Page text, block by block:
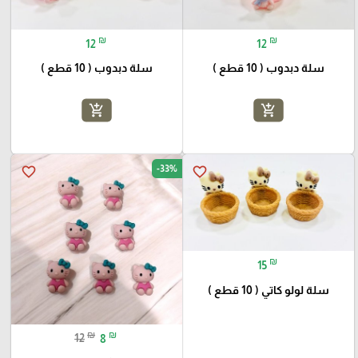
12 ₪
سلة دبدوب ( 10 قطع )
add_shopping_cart
12 ₪
سلة دبدوب ( 10 قطع )
add_shopping_cart
favorite_border
15 ₪
سلة لولو كاتي ( 10 قطع )
favorite_border -33%
12 ₪ 8 ₪